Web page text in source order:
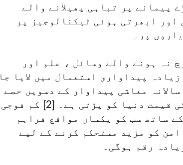
پیمانے پر تباہی پھیلانے والے
اور ابھرتی ہوئی ٹیکنالوجیز پر
پر۔
نہ ہونے والے وسائل ، علم اور
پیداواری استعمال میں لایا جا
معاشی پیداوار کے دسویں حصے
پر تشدد کی قیمت دنیا کو پڑتی ہے۔ [2] کم فوجی
ساتھ سب کو یکساں مواقع فراہم
کو مزید مستحکم کرنے کے لیے
رقم ہوگی۔